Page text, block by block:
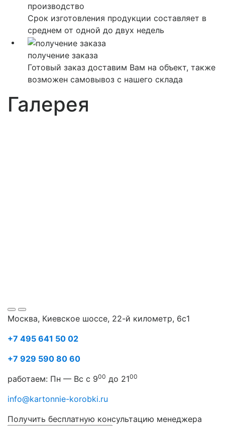
производство
Срок изготовления продукции составляет в
среднем от одной до двух недель
получение заказа
Готовый заказ доставим Вам на объект, также
возможен самовывоз с нашего склада
Галерея
Москва, Киевское шоссе, 22-й километр, 6с1
+7 495 641 50 02
+7 929 590 80 60
работаем: Пн — Вс с 900 до 2100
info@kartonnie-korobki.ru
Получить бесплатную консультацию менеджера